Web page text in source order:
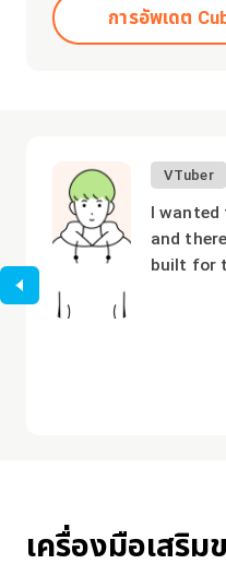
การอัพเดต
VTuber
I wanted
and
built for
เครื่องมือเสริม